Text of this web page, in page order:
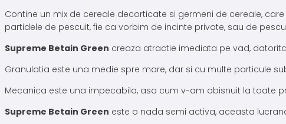
Contine un mix de cereale decorticate si germeni de cereale,
partidele de pescuit, fie ca vorbim de incinte private, sau de
Supreme Betain Green creaza atractie imediata pe vad,
Granulatia este una medie spre mare, dar si cu multe particule
Mecanica este una impecabila, asa cum v-am obisnuit la toate
Supreme Betain Green este o nada semi activa, aceasta